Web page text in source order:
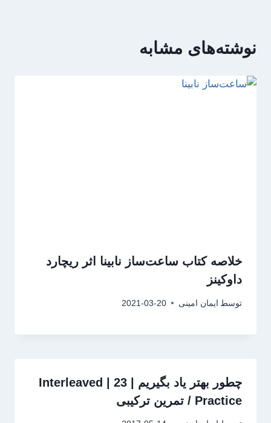
نوشته‌های مشابه
خلاصه کتاب ساعت‌ساز نابینا اثر ریچارد
داوکینز
توسط ایمان امینی 2021-03-20
چطور بهتر یاد بگیریم | 23 | Interleaved
Practice / تمرین ترکیبی